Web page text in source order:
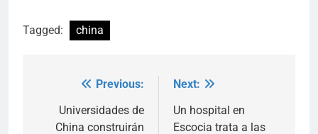
Tagged: china
navigation
Previous:
Universidades de
China construirán
Next:
Un hospital en
Escocia trata a las